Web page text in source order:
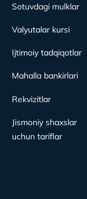
Sotuvdagi mulklar
Valyutalar kursi
Ijtimoiy tadqiqotlar
Mahalla bankirlari
Rekvizitlar
Jismoniy shaxslar
uchun tariflar